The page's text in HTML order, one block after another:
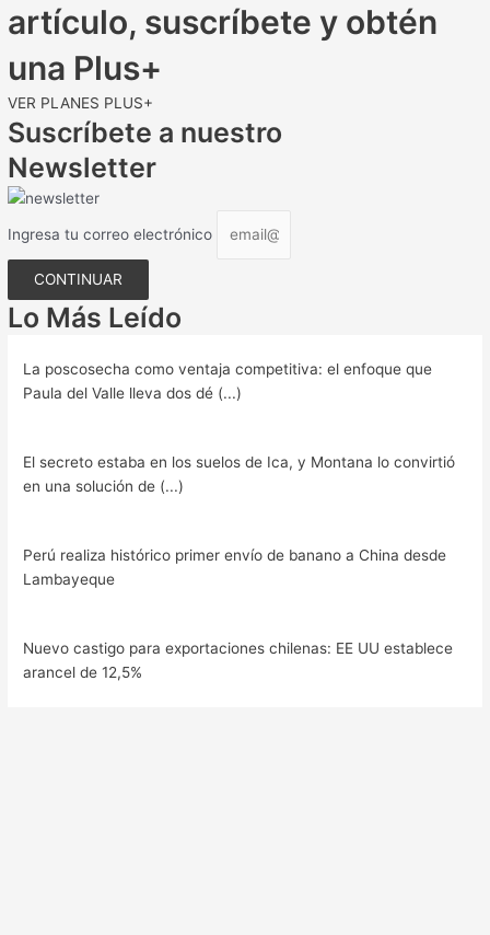
artículo, suscríbete y obtén
una Plus+
VER PLANES PLUS+
Suscríbete a nuestro
Newsletter
Ingresa tu correo electrónico
CONTINUAR
Lo Más Leído
La poscosecha como ventaja competitiva: el enfoque que
Paula del Valle lleva dos dé (...)
El secreto estaba en los suelos de Ica, y Montana lo convirtió
en una solución de (...)
Perú realiza histórico primer envío de banano a China desde
Lambayeque
Nuevo castigo para exportaciones chilenas: EE UU establece
arancel de 12,5%